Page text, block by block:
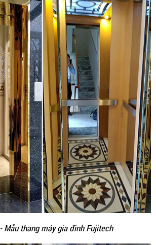
Mẫu thang máy gia đình Fujitech